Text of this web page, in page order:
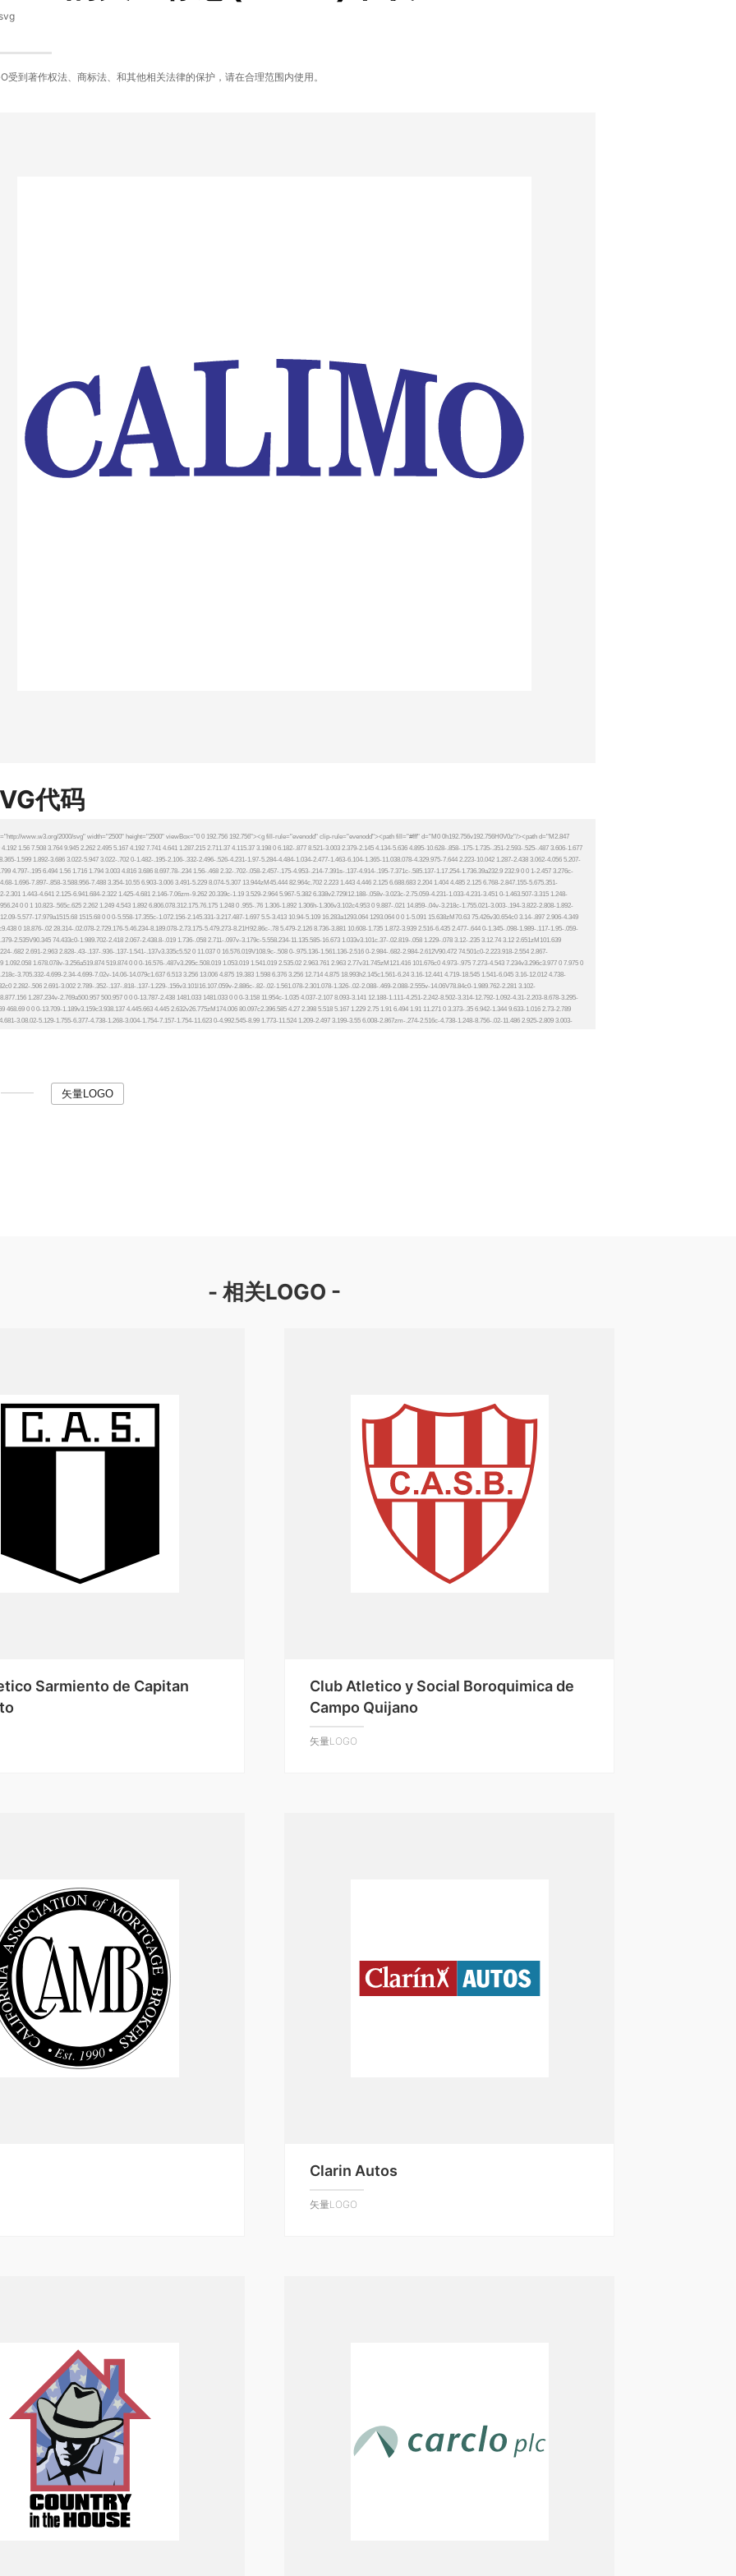
受到著作权法、商标法、和其他相关法律的保护，请在合理范围内使用。
代码
矢量LOGO
- 相关LOGO -
Sarmiento de Capitan
Club Atletico y Social Boroquimica de
Campo Quijano
矢量LOGO
Clarin Autos
矢量LOGO